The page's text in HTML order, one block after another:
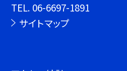
TEL. 06-6697-1891
サイトマップ